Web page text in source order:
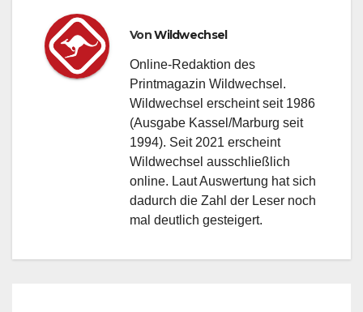
VonWildwechsel
Online-Redaktion des
Printmagazin Wildwechsel.
Wildwechsel erscheint seit 1986
(Ausgabe Kassel/Marburg seit
1994). Seit 2021 erscheint
Wildwechsel ausschließlich
online. Laut Auswertung hat sich
dadurch die Zahl der Leser noch
mal deutlich gesteigert.